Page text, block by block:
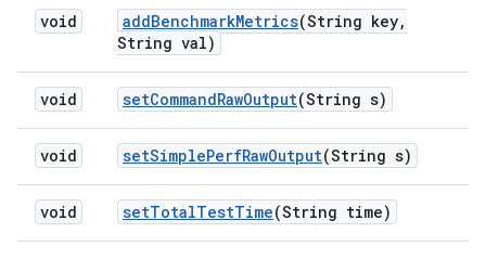
void addBenchmarkMetrics(String key,
String val)
void setCommandRawOutput(String s)
void setSimplePerfRawOutput(String s)
void setTotalTestTime(String time)